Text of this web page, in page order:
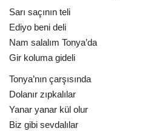
Sarı saçının teli
Ediyo beni deli
Nam salalım Tonya’da
Gir koluma gideli
Tonya’nın çarşısında
Dolanır zıpkalılar
Yanar yanar kül olur
Biz gibi sevdalılar